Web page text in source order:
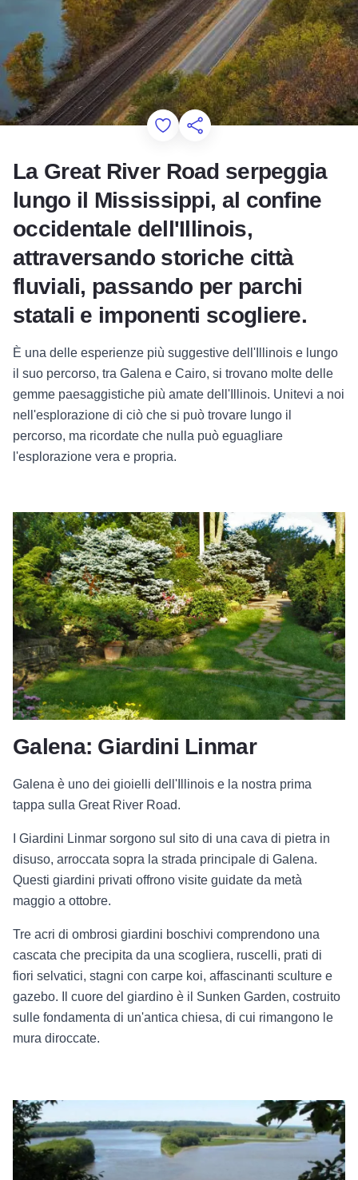
Add to Favorites
Condividi questa pagina
La Great River Road serpeggia
lungo il Mississippi, al confine
occidentale dell'Illinois,
attraversando storiche città
fluviali, passando per parchi
statali e imponenti scogliere.
È una delle esperienze più suggestive dell'Illinois e lungo
il suo percorso, tra Galena e Cairo, si trovano molte delle
gemme paesaggistiche più amate dell'Illinois. Unitevi a noi
nell'esplorazione di ciò che si può trovare lungo il
percorso, ma ricordate che nulla può eguagliare
l'esplorazione vera e propria.
Galena: Giardini Linmar
Galena è uno dei gioielli dell'Illinois e la nostra prima
tappa sulla Great River Road.
I Giardini Linmar sorgono sul sito di una cava di pietra in
disuso, arroccata sopra la strada principale di Galena.
Questi giardini privati offrono visite guidate da metà
maggio a ottobre.
Tre acri di ombrosi giardini boschivi comprendono una
cascata che precipita da una scogliera, ruscelli, prati di
fiori selvatici, stagni con carpe koi, affascinanti sculture e
gazebo. Il cuore del giardino è il Sunken Garden, costruito
sulle fondamenta di un'antica chiesa, di cui rimangono le
mura diroccate.